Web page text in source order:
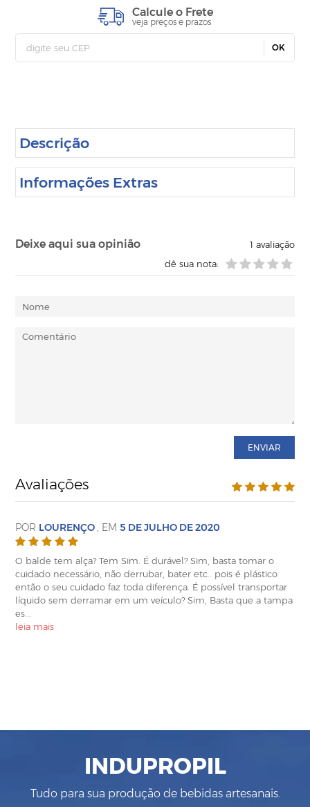
Calcule o Frete
veja preços e prazos
OK
Descrição
Informações Extras
Deixe aqui sua opinião 1 avaliação
dê sua nota:
ENVIAR
Avaliações
POR LOURENÇO , EM5 DE JULHO DE 2020
O balde tem alça? Tem Sim. É durável? Sim, basta tomar o
cuidado necessário, não derrubar, bater etc.. pois é plástico
então o seu cuidado faz toda diferença. É possível transportar
líquido sem derramar em um veículo? Sim, Basta que a tampa
es
leia mais
INDUPROPIL
Tudo para sua produção de bebidas artesanais.